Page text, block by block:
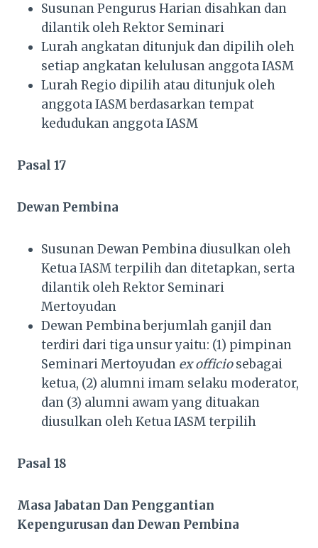
Susunan Pengurus Harian disahkan dan
dilantik oleh Rektor Seminari
Lurah angkatan ditunjuk dan dipilih oleh
setiap angkatan kelulusan anggota IASM
Lurah Regio dipilih atau ditunjuk oleh
anggota IASM berdasarkan tempat
kedudukan anggota IASM
Pasal 17
Dewan Pembina
Susunan Dewan Pembina diusulkan oleh
Ketua IASM terpilih dan ditetapkan, serta
dilantik oleh Rektor Seminari
Mertoyudan
Dewan Pembina berjumlah ganjil dan
terdiri dari tiga unsur yaitu: (1) pimpinan
Seminari Mertoyudan ex officiosebagai
ketua, (2) alumni imam selaku moderator,
dan (3) alumni awam yang dituakan
diusulkan oleh Ketua IASM terpilih
Pasal 18
Masa Jabatan Dan Penggantian
Kepengurusan dan Dewan Pembina